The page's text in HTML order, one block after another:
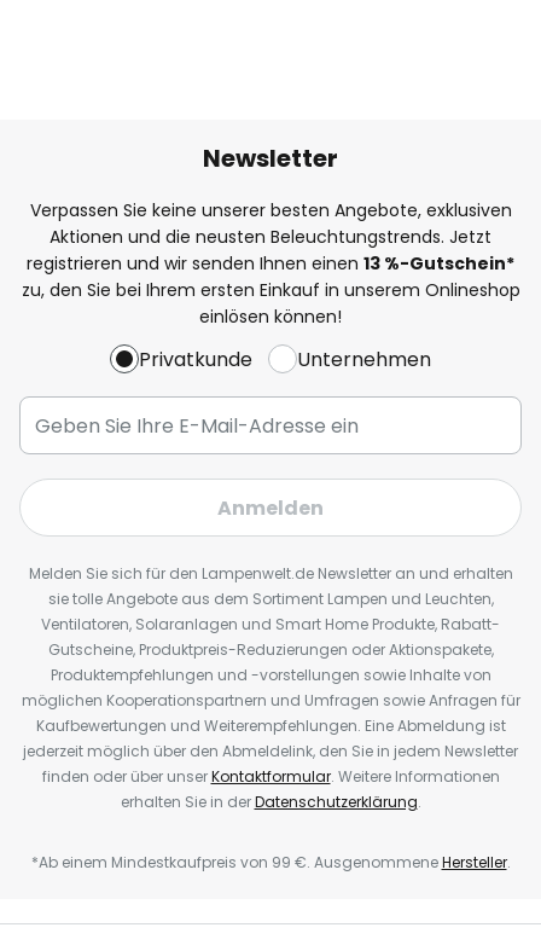
Newsletter
Verpassen Sie keine unserer besten Angebote, exklusiven
Aktionen und die neusten Beleuchtungstrends. Jetzt
registrieren und wir senden Ihnen einen 13 %-Gutschein*
zu, den Sie bei Ihrem ersten Einkauf in unserem Onlineshop
einlösen können!
Privatkunde Unternehmen
Anmelden
Melden Sie sich für den Lampenwelt.de Newsletter an und erhalten
sie tolle Angebote aus dem Sortiment Lampen und Leuchten,
Ventilatoren, Solaranlagen und Smart Home Produkte, Rabatt-
Gutscheine, Produktpreis-Reduzierungen oder Aktionspakete,
Produktempfehlungen und -vorstellungen sowie Inhalte von
möglichen Kooperationspartnern und Umfragen sowie Anfragen für
Kaufbewertungen und Weiterempfehlungen. Eine Abmeldung ist
jederzeit möglich über den Abmeldelink, den Sie in jedem Newsletter
finden oder über unserKontaktformular. Weitere Informationen
erhalten Sie in derDatenschutzerklärung.
*Ab einem Mindestkaufpreis von 99 €. AusgenommeneHersteller.